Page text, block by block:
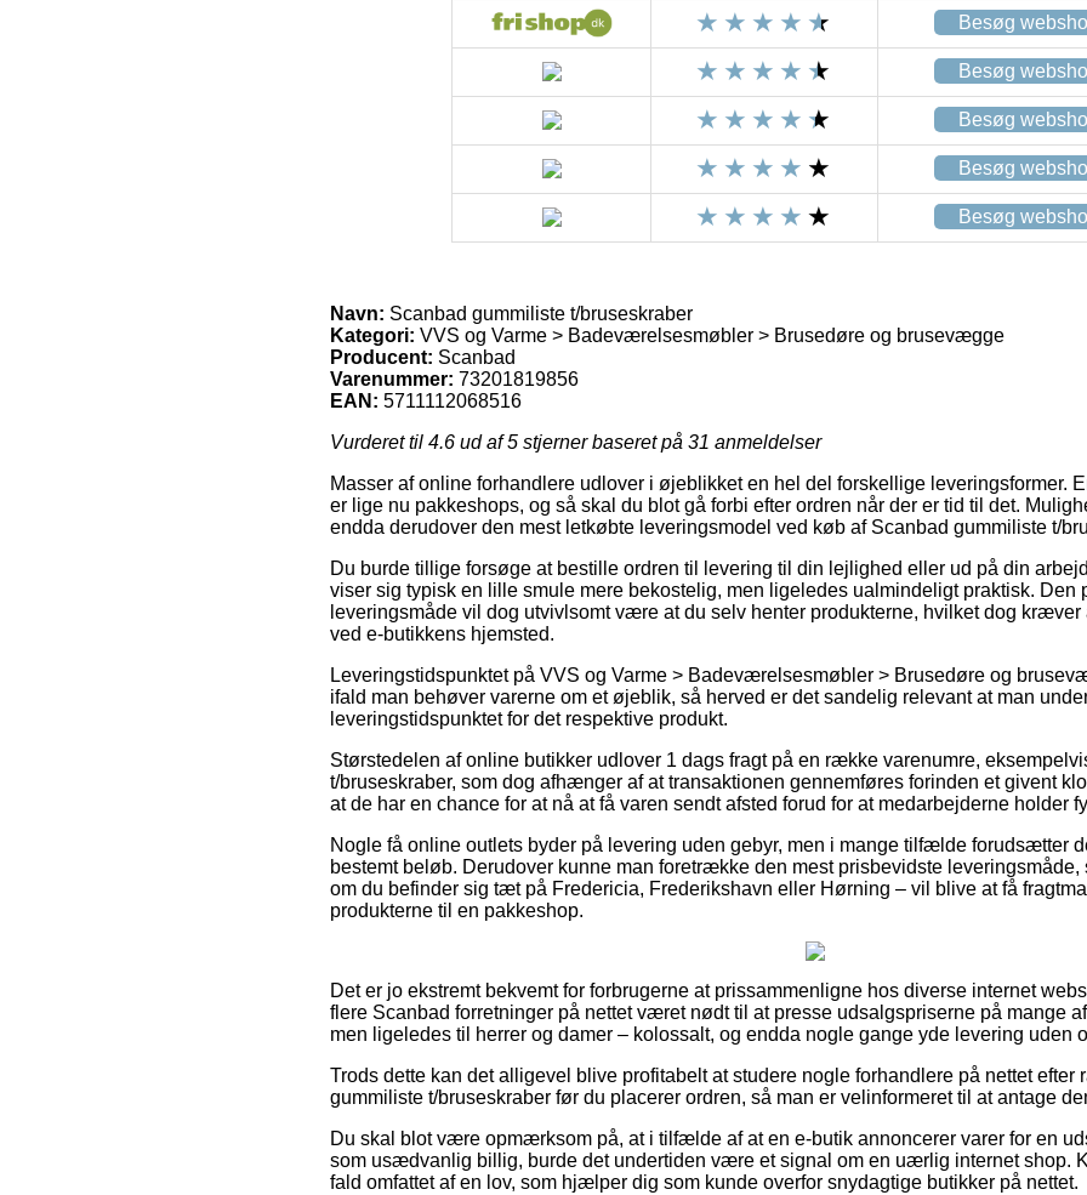
Besøg
Besøg
Besøg
Besøg
Besøg
Navn: Scanbad gummiliste t/bruseskraber
Kategori: VVS og Varme > Badeværelsesmøbler > Brusedøre og brusevægge
Producent: Scanbad
Varenummer: 73201819856
EAN: 5711112068516
Vurderet til 4.6 ud af 5 stjerner baseret på 31 anmeldelser
Masser af online forhandlere udlover i øjeblikket en hel del forskellige leveringsformer.
er lige nu pakkeshops, og så skal du blot gå forbi efter ordren når der er tid til det.
endda derudover den mest letkøbte leveringsmodel ved køb af Scanbad gummiliste t/
Du burde tillige forsøge at bestille ordren til levering til din lejlighed eller ud på din
viser sig typisk en lille smule mere bekostelig, men ligeledes ualmindeligt praktisk. Den
leveringsmåde vil dog utvivlsomt være at du selv henter produkterne, hvilket dog
ved e-butikkens hjemsted.
Leveringstidspunktet på VVS og Varme > Badeværelsesmøbler > Brusedøre og
ifald man behøver varerne om et øjeblik, så herved er det sandelig relevant at man
leveringstidspunktet for det respektive produkt.
Størstedelen af online butikker udlover 1 dags fragt på en række varenumre,
t/bruseskraber, som dog afhænger af at transaktionen gennemføres forinden et givent
at de har en chance for at nå at få varen sendt afsted forud for at medarbejderne holder
Nogle få online outlets byder på levering uden gebyr, men i mange tilfælde forudsætter
bestemt beløb. Derudover kunne man foretrække den mest prisbevidste
om du befinder sig tæt på Fredericia, Frederikshavn eller Hørning – vil blive at få
produkterne til en pakkeshop.
Det er jo ekstremt bekvemt for forbrugerne at prissammenligne hos diverse internet
flere Scanbad forretninger på nettet været nødt til at presse udsalgspriserne på mange
men ligeledes til herrer og damer – kolossalt, og endda nogle gange yde levering uden
Trods dette kan det alligevel blive profitabelt at studere nogle forhandlere på nettet efter
gummiliste t/bruseskraber før du placerer ordren, så man er velinformeret til at antage
Du skal blot være opmærksom på, at i tilfælde af at en e-butik annoncerer varer for en
som usædvanlig billig, burde det undertiden være et signal om en uærlig internet shop.
fald omfattet af en lov, som hjælper dig som kunde overfor snydagtige butikker på nettet.